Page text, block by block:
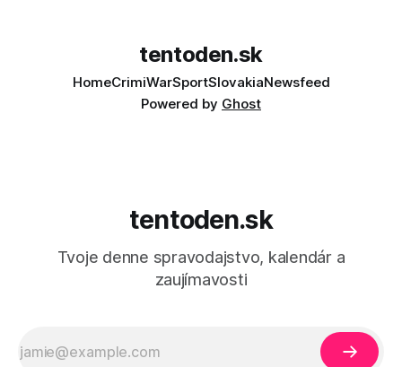
tentoden.sk
HomeCrimiWarSportSlovakiaNewsfeed
Powered by Ghost
tentoden.sk
Tvoje denne spravodajstvo, kalendár a
zaujímavosti